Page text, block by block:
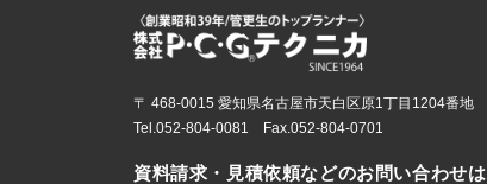
〒 468-0015 愛知県名古屋市天白区原1丁目1204番地
Tel.052-804-0081 Fax.052-804-0701
資料請求・見積依頼などのお問い合わせは